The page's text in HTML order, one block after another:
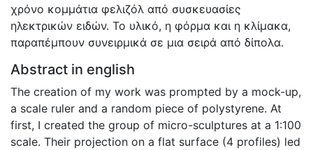
χρόνο κομμάτια φελιζόλ από συσκευασίες
ηλεκτρικών ειδών. Το υλικό, η φόρμα και η κλίμακα,
παραπέμπουν συνειρμικά σε μια σειρά από δίπολα.
Abstract in english
The creation of my work was prompted by a mock-up,
a scale ruler and a random piece of polystyrene. At
first, I created the group of micro-sculptures at a 1:100
scale. Their projection on a flat surface (4 profiles) led